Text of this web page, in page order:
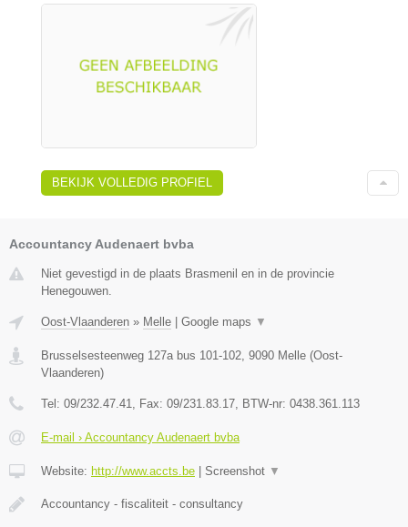
BEKIJK VOLLEDIG PROFIEL
Accountancy Audenaert bvba
Niet gevestigd in de plaats Brasmenil en in de provincie
Henegouwen.
Oost-Vlaanderen » Melle | Google maps ▼
Brusselsesteenweg 127a bus 101-102 9090 Melle (Oost-
Vlaanderen)
Tel: 09/232.47.41 , Fax: 09/231.83.17 , BTW-nr: 0438.361.113
E-mail › Accountancy Audenaert bvba
Website: http://www.accts.be | Screenshot ▼
Accountancy - fiscaliteit - consultancy